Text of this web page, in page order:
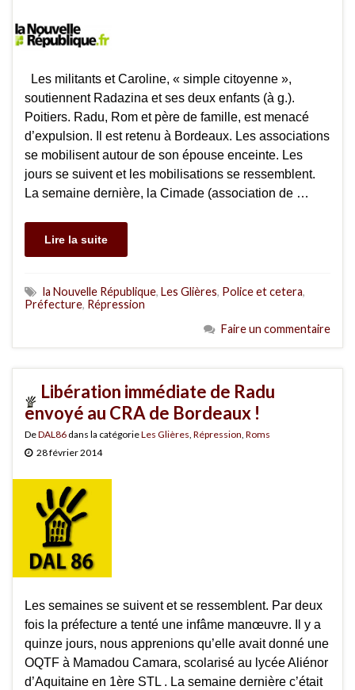
Les militants et Caroline, « simple citoyenne »,
soutiennent Radazina et ses deux enfants (à g.).
Poitiers. Radu, Rom et père de famille, est menacé
d’expulsion. Il est retenu à Bordeaux. Les associations
se mobilisent autour de son épouse enceinte. Les
jours se suivent et les mobilisations se ressemblent.
La semaine dernière, la Cimade (association de …
Lire la suite
la Nouvelle République, Les Glières, Police et cetera,
Préfecture, Répression
Faire un commentaire
Libération immédiate de Radu
envoyé au CRA de Bordeaux !
DeDAL86 dans la catégorieLes Glières Répression Roms
28 février 2014
Les semaines se suivent et se ressemblent. Par deux
fois la préfecture a tenté une infâme manœuvre. Il y a
quinze jours, nous apprenions qu’elle avait donné une
OQTF à Mamadou Camara, scolarisé au lycée Aliénor
d’Aquitaine en 1ère STL . La semaine dernière c’était